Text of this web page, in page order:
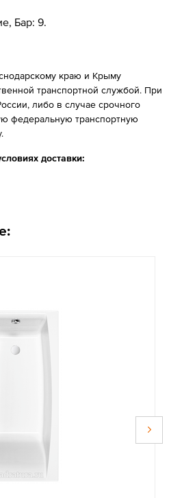
Бар: 9.
краю и Крыму
транспортной службой. При
либо в случае срочного
федеральную транспортную
доставки: